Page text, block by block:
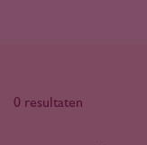
0 resultaten